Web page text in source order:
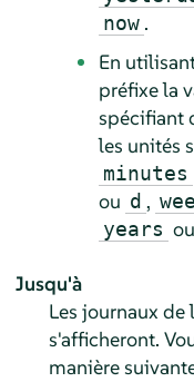
now .
En
préfixe la
spécifiant
les unités
minutes
ou d ,
years ou
Jusqu'à
Les journaux de
s'afficheront.
manière